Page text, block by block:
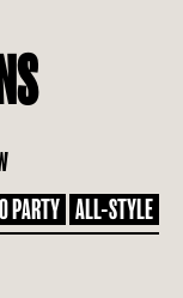
PARTY ALL-STYLE